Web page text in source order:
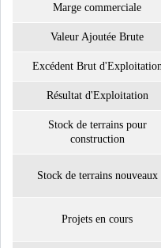
HISTORIQUE DES ZOOMS
HISTORIQUE ANALYSES
Marge commerciale
Valeur Ajoutée Brute
Excédent Brut d'Exploitation
Résultat d'Exploitation
Stock de terrains pour
construction
Stock de terrains nouveaux
Projets en cours